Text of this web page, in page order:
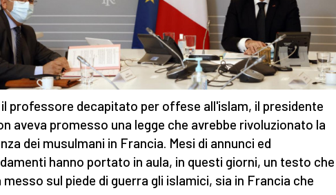
professore decapitato per offese all'islam, il presidente
aveva promesso una legge che avrebbe rivoluzionato la
dei musulmani in Francia. Mesi di annunci ed
hanno portato in aula, in questi giorni, un testo che
messo sul piede di guerra gli islamici, sia in Francia che